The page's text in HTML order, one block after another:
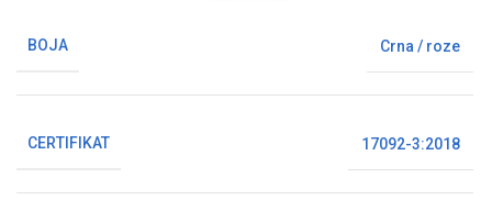
BOJA Crna / roze
CERTIFIKAT 17092-3:2018